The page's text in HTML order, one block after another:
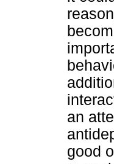
an
good